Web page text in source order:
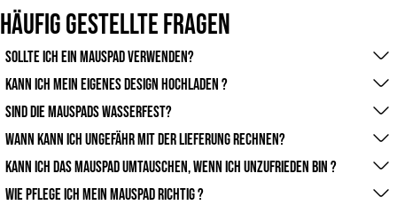
Häufig gestellte Fragen
Sollte ich ein Mauspad verwenden?
Auch wenn es nicht zwingend notwendig ist, kann ein
Mauspad die Präzision und den Komfort deiner Maus
deutlich verbessern. Ob beim Gaming, im Büro oder
Homeoffice – ein hochwertiges Mauspad schützt den
Schreibtisch, sorgt für flüssige Mausbewegungen und
verlängert die Lebensdauer deiner Maus.
Kann ich mein eigenes Design hochladen ?
Ja, du kannst dein Mauspad ganz nach deinen
Vorstellungen gestalten!
Lade dein individuelles Design einfach hoch, und wir
kümmern uns um den
Rest.
Sind die Mauspads wasserfest?
Ja, die Oberfläche unserer Mauspads ist
wasserabweisend. Kleine
Verschüttungen können einfach abgewischt werden,
sodass dein Mauspad
Wann kann ich ungefähr mit der Lieferung rechnen?
Die Versandzeit hängt von deinem Standort ab. In der
Regel liefern wir
Kann ich das Mauspad umtauschen, wenn ich unzufrieden bin ?
Selbstverständlich! Du kannst ungenutzte Mauspads
Wie Pflege ich mein Mauspad richtig ?